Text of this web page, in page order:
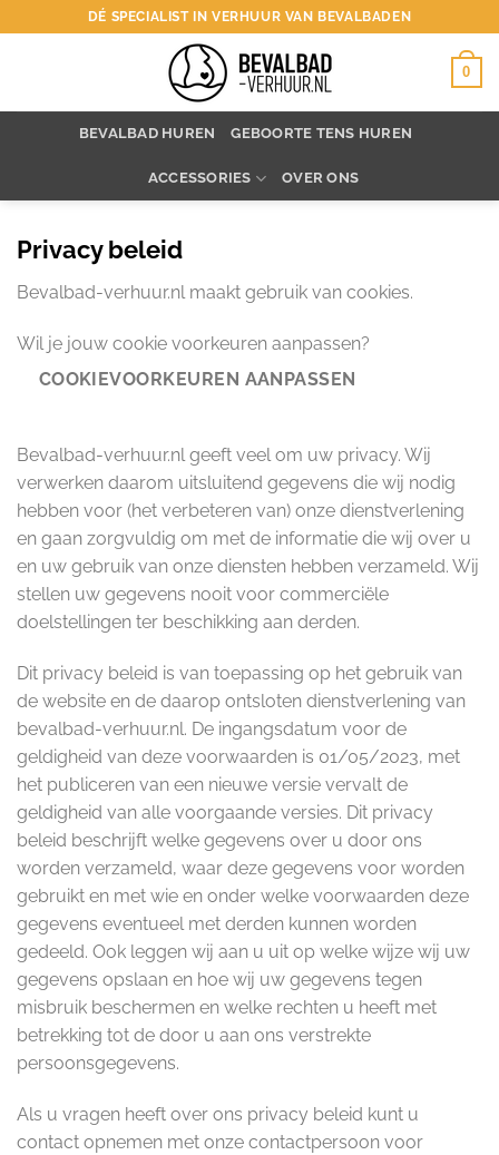
naar
DÉ SPECIALIST IN VERHUUR VAN BEVALBADEN
0
BEVALBAD HUREN GEBOORTE TENS HUREN
ACCESSORIES OVER ONS
Privacy beleid
Bevalbad-verhuur.nl maakt gebruik van cookies.
Wil je jouw cookie voorkeuren aanpassen?
COOKIEVOORKEUREN AANPASSEN
Bevalbad-verhuur.nl geeft veel om uw privacy. Wij
verwerken daarom uitsluitend gegevens die wij nodig
hebben voor (het verbeteren van) onze dienstverlening
en gaan zorgvuldig om met de informatie die wij over u
en uw gebruik van onze diensten hebben verzameld. Wij
stellen uw gegevens nooit voor commerciële
doelstellingen ter beschikking aan derden.
Dit privacy beleid is van toepassing op het gebruik van
de website en de daarop ontsloten dienstverlening van
bevalbad-verhuur.nl. De ingangsdatum voor de
geldigheid van deze voorwaarden is 01/05/2023, met
het publiceren van een nieuwe versie vervalt de
geldigheid van alle voorgaande versies. Dit privacy
beleid beschrijft welke gegevens over u door ons
worden verzameld, waar deze gegevens voor worden
gebruikt en met wie en onder welke voorwaarden deze
gegevens eventueel met derden kunnen worden
gedeeld. Ook leggen wij aan u uit op welke wijze wij uw
gegevens opslaan en hoe wij uw gegevens tegen
misbruik beschermen en welke rechten u heeft met
betrekking tot de door u aan ons verstrekte
persoonsgegevens.
Als u vragen heeft over ons privacy beleid kunt u
contact opnemen met onze contactpersoon voor